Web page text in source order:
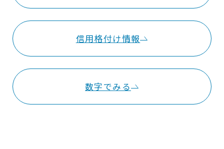
信用格付け情報
数字でみる